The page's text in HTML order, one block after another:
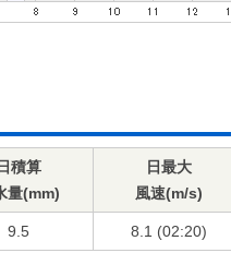
日積算
量(mm)
日最大
風速(m/s)
9.5 8.1 (02:20)